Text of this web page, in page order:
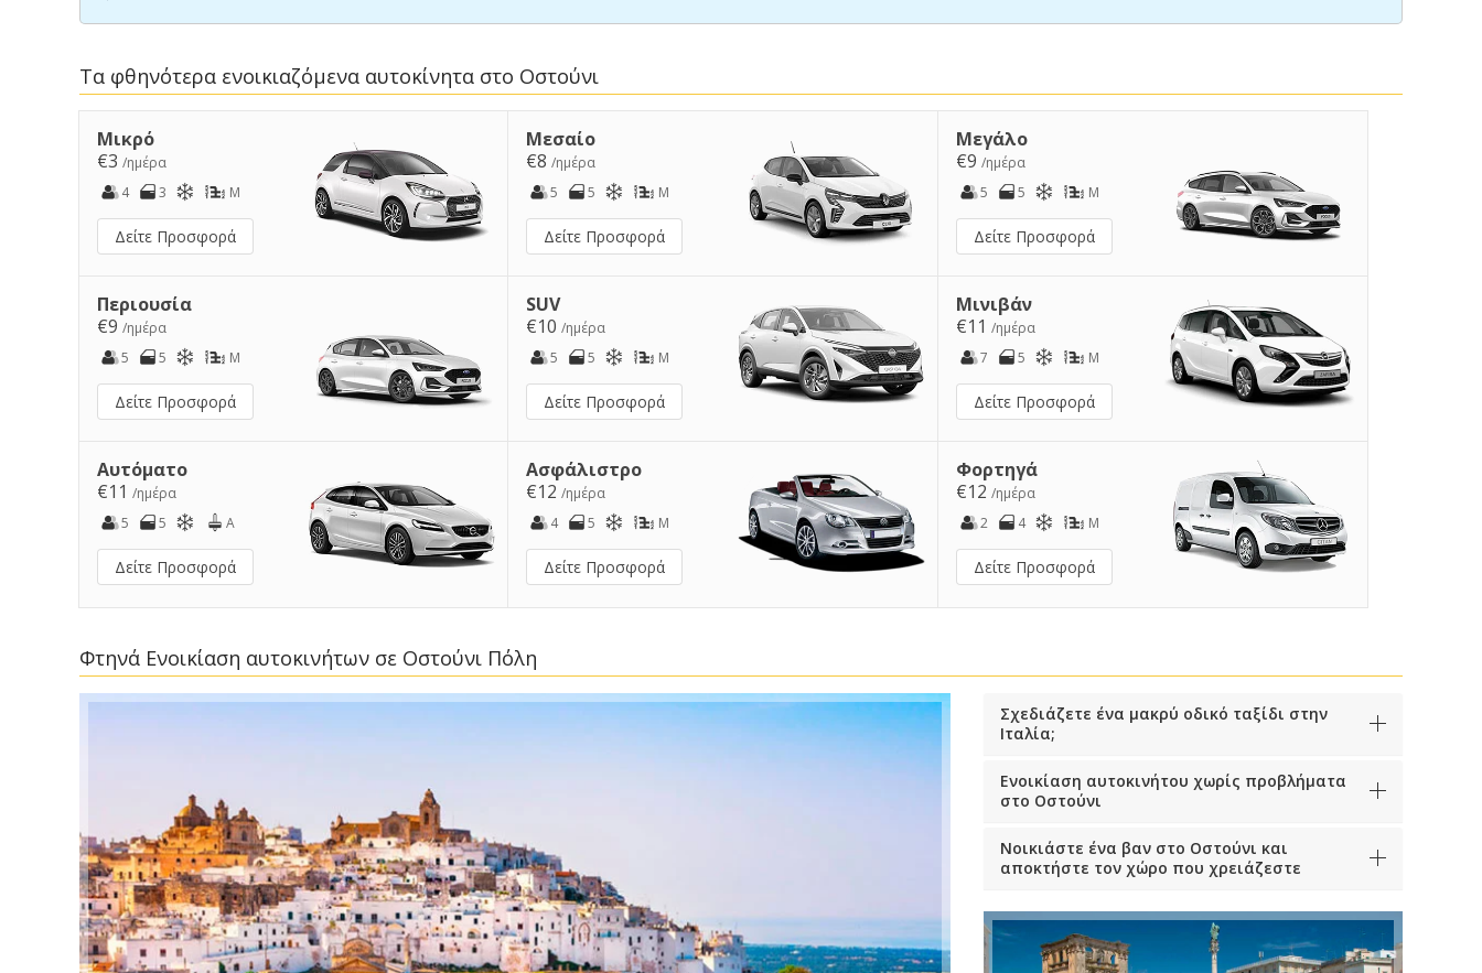
Τα φθηνότερα ενοικιαζόμενα αυτοκίνητα στο Οστούνι
Μικρό
€3 /ημέρα
4
3 M
Δείτε Προσφορά
Μεσαίο
€8/ημέρα
5
5 M
Δείτε Προσφορά
Μεγάλο
€9 /ημέρα
5
5 M
Δείτε Προσφορά
Περιουσία
€9 /ημέρα
5
5 M
Δείτε Προσφορά
SUV
€10/ημέρα
5
5 M
Δείτε Προσφορά
Μινιβάν
€11 /ημέρα
7
5 M
Δείτε Προσφορά
Αυτόματο
€11 /ημέρα
5
5 A
Δείτε Προσφορά
Ασφάλιστρο
€12/ημέρα
4
5 M
Δείτε Προσφορά
Φορτηγά
€12 /ημέρα
2
4 M
Δείτε Προσφορά
Φτηνά Ενοικίαση αυτοκινήτων σε Οστούνι Πόλη
Σχεδιάζετε ένα μακρύ οδικό ταξίδι στην
Ιταλία;
Ενοικίαση αυτοκινήτου χωρίς προβλήματα
στο Οστούνι
Νοικιάστε ένα βαν στο Οστούνι και
αποκτήστε τον χώρο που χρειάζεστε